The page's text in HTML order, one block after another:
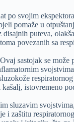
po svojim
pomaže u
puteva,
povezanih sa
Ovaj sastojak se može
istovremeno
sluzavim
i zaštitu